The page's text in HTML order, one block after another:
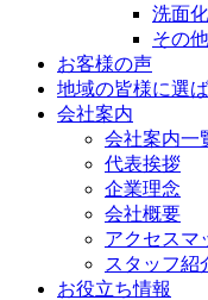
洗面
その他
お客様の声
地域の皆様に選
会社案内
会社案内一
代表挨拶
企業理念
会社概要
アクセスマ
スタッフ紹
お役立ち情報